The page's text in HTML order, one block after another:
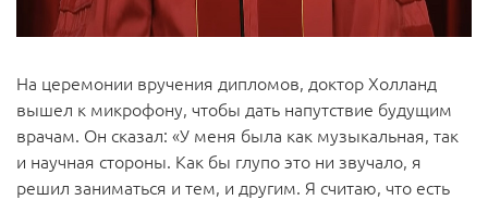
На церемонии вручения дипломов, доктор Холланд
вышел к микрофону, чтобы дать напутствие будущим
врачам. Он сказал: «У меня была как музыкальная, так
и научная стороны. Как бы глупо это ни звучало, я
решил заниматься и тем, и другим. Я считаю, что есть